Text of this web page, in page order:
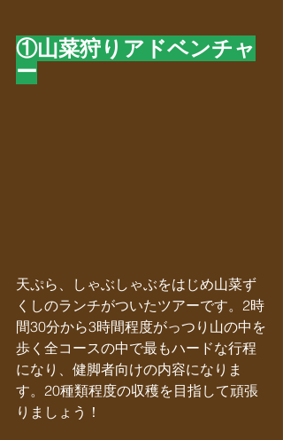
①山菜狩りアドベンチャ
ー
天ぷら、しゃぶしゃぶをはじめ山菜ず
くしのランチがついたツアーです。2時
間30分から3時間程度がっつり山の中を
歩く 全コースの中で最もハードな行程
になり、健脚者向けの内容になりま
す。20種類程度の収穫を目指して頑張
りましょう！